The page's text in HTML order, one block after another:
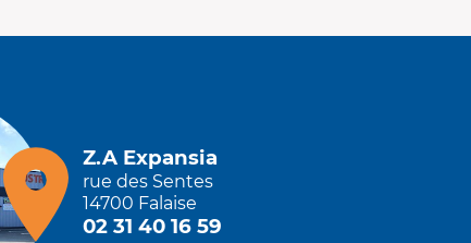
Z.A Expansia
rue des Sentes
14700 Falaise
02 31 40 16 59